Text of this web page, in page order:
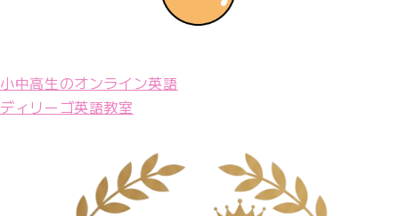
小中高生のオンライン英語
ディリーゴ英語教室